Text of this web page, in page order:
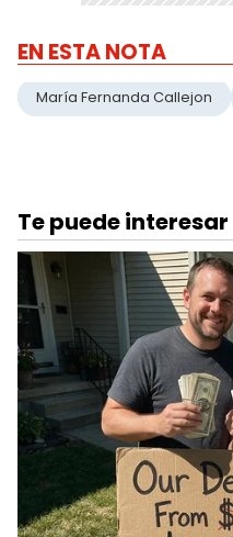
EN ESTA NOTA
María Fernanda Callejon